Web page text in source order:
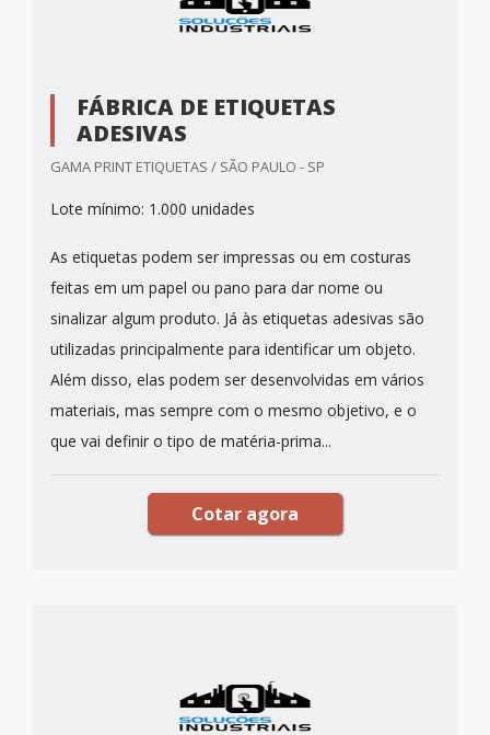
FÁBRICA DE ETIQUETAS
ADESIVAS
GAMA PRINT ETIQUETAS / SÃO PAULO - SP
Lote mínimo: 1.000 unidades
As etiquetas podem ser impressas ou em costuras
feitas em um papel ou pano para dar nome ou
sinalizar algum produto. Já às etiquetas adesivas são
utilizadas principalmente para identificar um objeto.
Além disso, elas podem ser desenvolvidas em vários
materiais, mas sempre com o mesmo objetivo, e o
que vai definir o tipo de matéria-prima...
Cotar agora